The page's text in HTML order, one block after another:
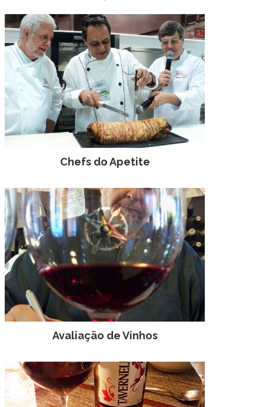
VINIVINCI 2009 APRESENTA A
3 de junho de 2009 24 de junho de
Chefs do Apetite
Avaliação de Vinhos